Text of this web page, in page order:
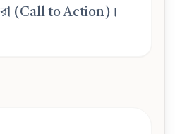
(Call to Action)।